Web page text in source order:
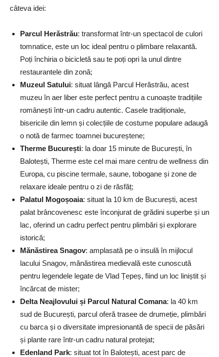
câteva idei:
Parcul Herăstrău: transformat într-un spectacol de culori
tomnatice, este un loc ideal pentru o plimbare relaxantă.
Poți închiria o bicicletă sau te poți opri la unul dintre
restaurantele din zonă;
Muzeul Satului: situat lângă Parcul Herăstrău, acest
muzeu în aer liber este perfect pentru a cunoaște tradițiile
românești într-un cadru autentic. Casele tradiționale,
bisericile din lemn și colecțiile de costume populare adaugă
o notă de farmec toamnei bucureștene;
Therme București: la doar 15 minute de București, în
Balotești, Therme este cel mai mare centru de wellness din
Europa, cu piscine termale, saune, tobogane și zone de
relaxare ideale pentru o zi de răsfăț;
Palatul Mogoșoaia: situat la 10 km de București, acest
palat brâncovenesc este înconjurat de grădini superbe și un
lac, oferind un cadru perfect pentru plimbări și explorare
istorică;
Mănăstirea Snagov: amplasată pe o insulă în mijlocul
lacului Snagov, mănăstirea medievală este cunoscută
pentru legendele legate de Vlad Țepeș, fiind un loc liniștit și
încărcat de mister;
Delta Neajlovului și Parcul Natural Comana: la 40 km
sud de București, parcul oferă trasee de drumeție, plimbări
cu barca și o diversitate impresionantă de specii de păsări
și plante rare într-un cadru natural protejat;
Edenland Park: situat tot în Balotești, acest parc de